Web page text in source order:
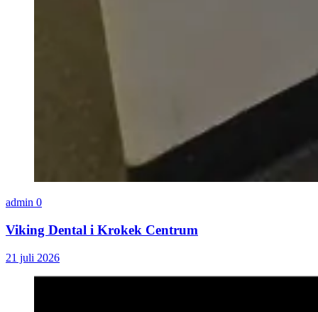
admin 0
Viking Dental i Krokek Centrum
21 juli 2026